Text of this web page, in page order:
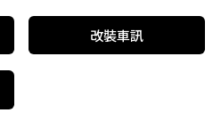
改裝車訊